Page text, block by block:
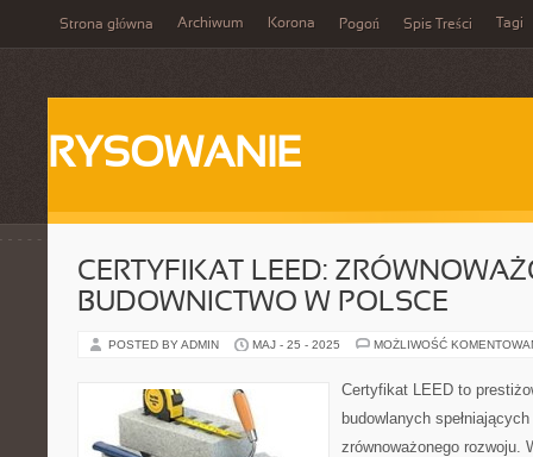
Strona główna Archiwum Korona Pogoń Spis Treści Tagi
RYSOWANIE
CERTYFIKAT LEED:
BUDOWNICTWO W POLSCE
POSTED BY ADMIN MAJ - 25 - 2025 MOŻLIWOŚĆ
Certyfikat LEED to
budowlanych
zrównoważonego rozwoju.